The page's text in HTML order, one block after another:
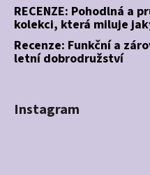
RECENZE: Pohodlná a
kolekci, která miluje
Recenze: Funkční a
letní dobrodružství
Instagram